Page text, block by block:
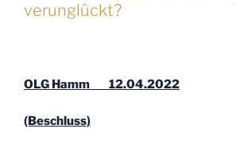
Folgen
die
einstehen
verunglückt?
OLG Hamm 12.04.2022
(Beschluss)